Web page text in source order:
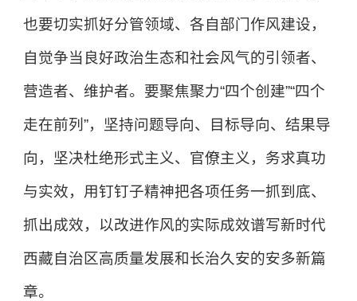
也要切实抓好分管领域、各自部门作风建设，
自觉争当良好政治生态和社会风气的引领者、
营造者、维护者。要聚焦聚力“四个创建”“四个
走在前列”，坚持问题导向、目标导向、结果导
向，坚决杜绝形式主义、官僚主义，务求真功
与实效，用钉钉子精神把各项任务一抓到底、
抓出成效，以改进作风的实际成效谱写新时代
西藏自治区高质量发展和长治久安的安多新篇
章。